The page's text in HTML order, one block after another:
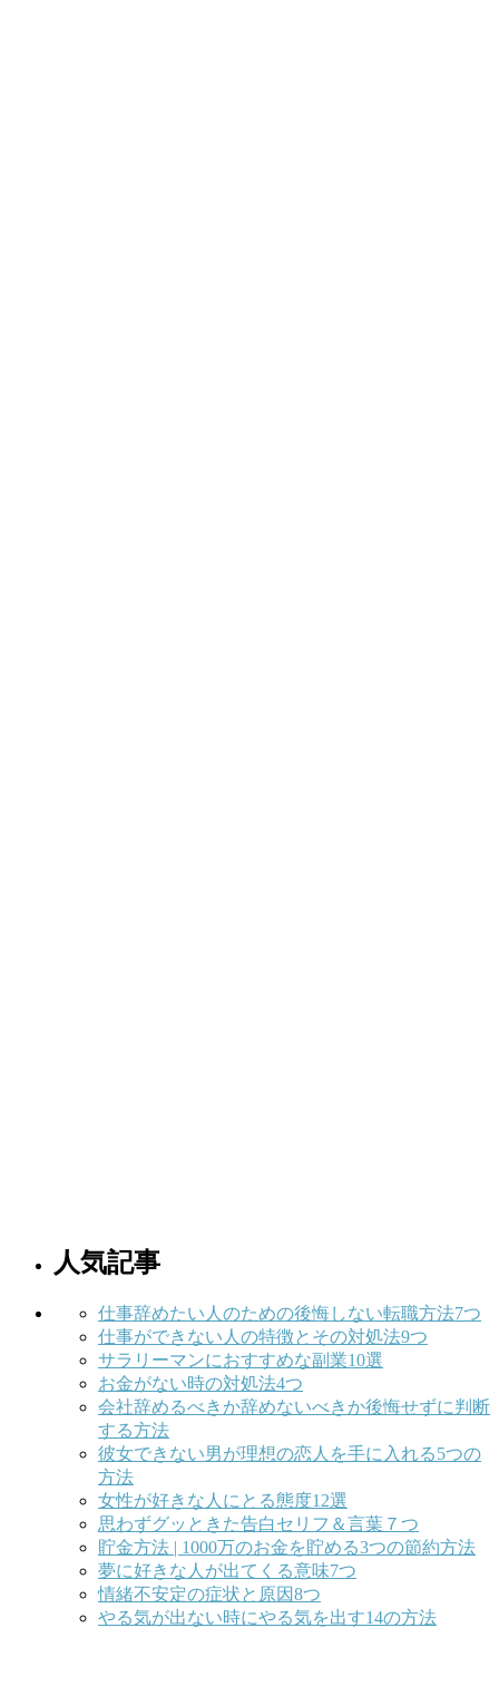
人気記事
仕事辞めたい人のための後悔しない転職方法7つ
仕事ができない人の特徴とその対処法9つ
サラリーマンにおすすめな副業10選
お金がない時の対処法4つ
会社辞めるべきか辞めないべきか後悔せずに判断
する方法
彼女できない男が理想の恋人を手に入れる5つの
方法
女性が好きな人にとる態度12選
思わずグッときた告白セリフ＆言葉７つ
貯金方法 | 1000万のお金を貯める3つの節約方法
夢に好きな人が出てくる意味7つ
情緒不安定の症状と原因8つ
やる気が出ない時にやる気を出す14の方法